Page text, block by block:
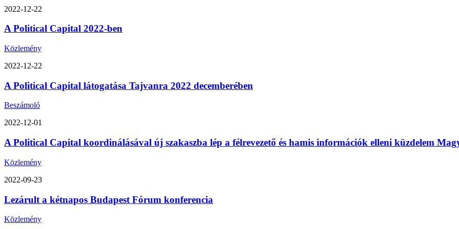
2022-12-22
A Political Capital 2022-ben
Közlemény
2022-12-22
A Political Capital látogatása Tajvanra 2022 decemberében
Beszámoló
2022-12-01
A Political Capital koordinálásával új szakaszba lép a félrevezető és hamis információk elleni küzdelem
Közlemény
2022-09-23
Lezárult a kétnapos Budapest Fórum konferencia
Közlemény